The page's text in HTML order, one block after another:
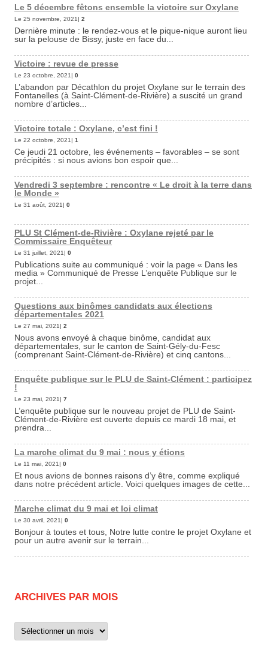
Le 5 décembre fêtons ensemble la victoire sur Oxylane
Le 25 novembre, 2021| 2
Dernière minute : le rendez-vous et le pique-nique auront lieu
sur la pelouse de Bissy, juste en face du...
Victoire : revue de presse
Le 23 octobre, 2021| 0
L’abandon par Décathlon du projet Oxylane sur le terrain des
Fontanelles (à Saint-Clément-de-Rivière) a suscité un grand
nombre d’articles...
Victoire totale : Oxylane, c’est fini !
Le 22 octobre, 2021| 1
Ce jeudi 21 octobre, les événements – favorables – se sont
précipités : si nous avions bon espoir que...
Vendredi 3 septembre : rencontre « Le droit à la terre dans
le Monde »
Le 31 août, 2021| 0
PLU St Clément-de-Rivière : Oxylane rejeté par le
Commissaire Enquêteur
Le 31 juillet, 2021| 0
Publications suite au communiqué : voir la page « Dans les
media » Communiqué de Presse L’enquête Publique sur le
projet...
Questions aux binômes candidats aux élections
départementales 2021
Le 27 mai, 2021| 2
Nous avons envoyé à chaque binôme, candidat aux
départementales, sur le canton de Saint-Gély-du-Fesc
(comprenant Saint-Clément-de-Rivière) et cinq cantons...
Enquête publique sur le PLU de Saint-Clément : participez
!
Le 23 mai, 2021| 7
L’enquête publique sur le nouveau projet de PLU de Saint-
Clément-de-Rivière est ouverte depuis ce mardi 18 mai, et
prendra...
La marche climat du 9 mai : nous y étions
Le 11 mai, 2021| 0
Et nous avions de bonnes raisons d’y être, comme expliqué
dans notre précédent article. Voici quelques images de cette...
Marche climat du 9 mai et loi climat
Le 30 avril, 2021| 0
Bonjour à toutes et tous, Notre lutte contre le projet Oxylane et
pour un autre avenir sur le terrain...
ARCHIVES PAR MOIS
Archives
par